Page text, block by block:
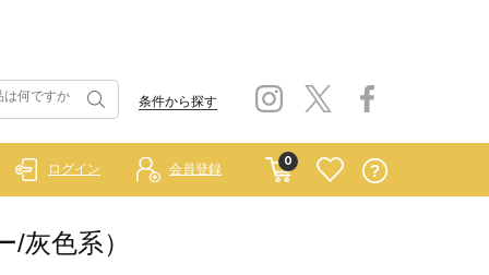
条件から探す
0
ログイン 会員登録
灰色系）